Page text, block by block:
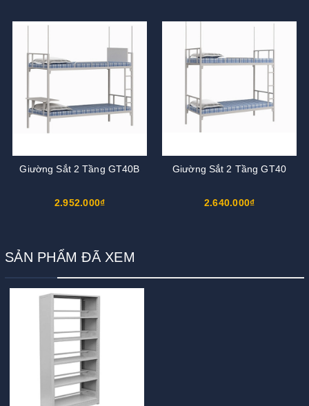
Giường Sắt 2 Tầng GT40B
2.952.000₫
Giường Sắt 2 Tầng GT40
2.640.000₫
SẢN PHẨM ĐÃ XEM